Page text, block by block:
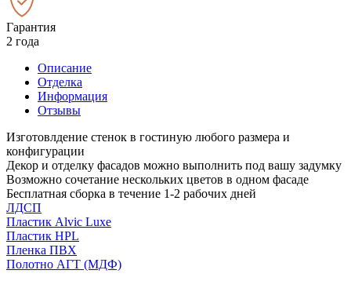
Гарантия
2 года
Описание
Отделка
Информация
Отзывы
Изготовлдение стенок в гостиную любого размера и
конфигурации
Декор и отделку фасадов можно выполнить под вашу задумку
Возможно сочетание нескольких цветов в одном фасаде
Бесплатная сборка в течение 1-2 рабочих дней
ЛДСП
Пластик Alvic Luxe
Пластик HPL
Пленка ПВХ
Полотно АГТ (МДФ)